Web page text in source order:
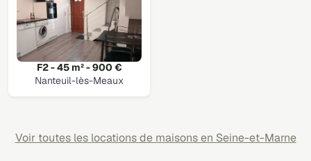
F2 - 45 m² - 900 €
Nanteuil-lès-Meaux
Voir toutes les locations de maisons en Seine-et-Marne